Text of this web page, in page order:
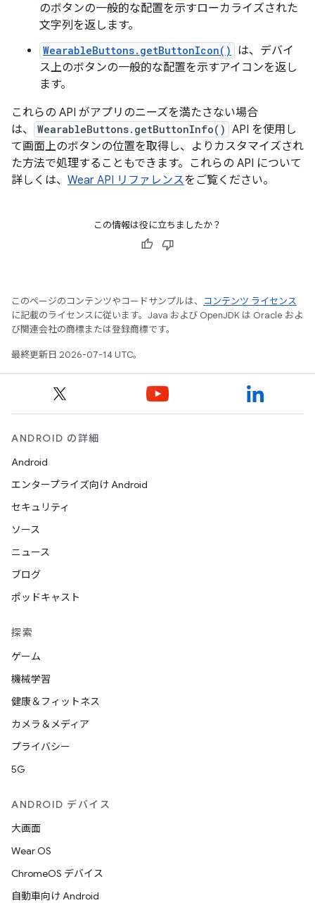
のボタンの一般的な配置を示すローカライズされた
文字列を返します。
WearableButtons.getButtonIcon()
は、デバイ
ス上のボタンの一般的な配置を示すアイコンを返し
ます。
これらの API がアプリのニーズを満たさない場合
は、
WearableButtons.getButtonInfo() API を使用し
て画面上のボタンの位置を取得し、よりカスタマイズされ
た方法で処理することもできます。これらの API について
詳しくは、 Wear API リファレンスをご覧ください。
この情報は役に立ちましたか？
このページのコンテンツやコードサンプルは、
コンテンツ ライセンス
に記載のライセンスに従います。Java および OpenJDK は Oracle およ
び関連会社の商標または登録商標です。
最終更新日 2026-07-14 UTC。
ANDROID の詳細
Android
エンタープライズ向け Android
セキュリティ
ソース
ニュース
ブログ
ポッドキャスト
探索
ゲーム
機械学習
健康＆フィットネス
カメラ＆メディア
プライバシー
5G
ANDROID デバイス
大画面
Wear OS
ChromeOS デバイス
自動車向け Android